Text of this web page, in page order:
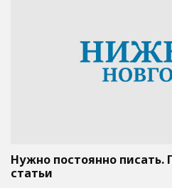
Нужно постоянно писать.
статьи